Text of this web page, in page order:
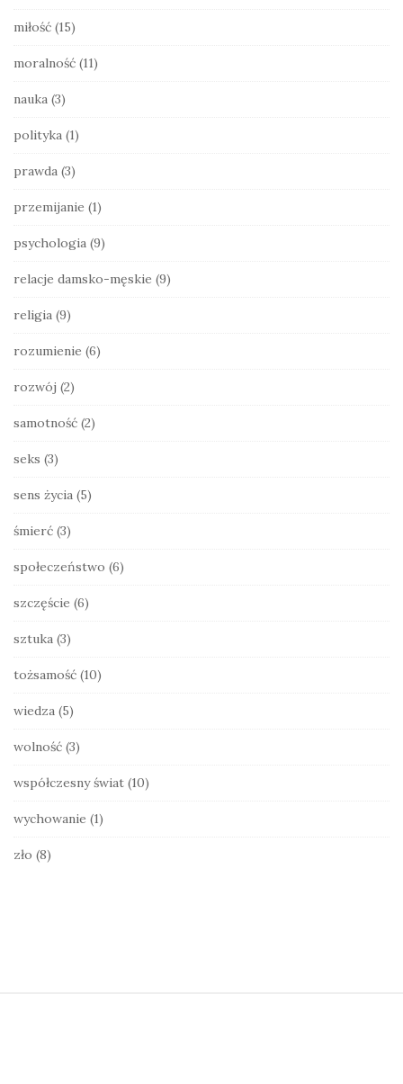
miłość (15)
moralność (11)
nauka (3)
polityka (1)
prawda (3)
przemijanie (1)
psychologia (9)
relacje damsko-męskie (9)
religia (9)
rozumienie (6)
rozwój (2)
samotność (2)
seks (3)
sens życia (5)
śmierć (3)
społeczeństwo (6)
szczęście (6)
sztuka (3)
tożsamość (10)
wiedza (5)
wolność (3)
współczesny świat (10)
wychowanie (1)
zło (8)